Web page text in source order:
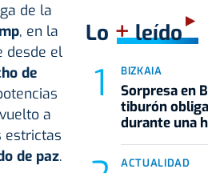
de la
, en la
desde el
de
a
estrictas
de paz.
Lo +leído
BIZKAIA
Sorpresa en
tiburón
durante una
ACTUALIDAD